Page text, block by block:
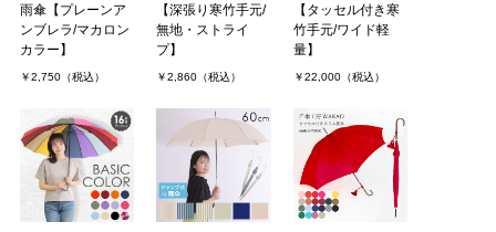
雨傘【プレーンア
ンブレラ/マカロン
カラー】
￥2,750（税込）
【深張り寒竹手元/
無地・ストライ
プ】
￥2,860（税込）
【タッセル付き寒
竹手元/ワイド軽
量】
￥22,000（税込）